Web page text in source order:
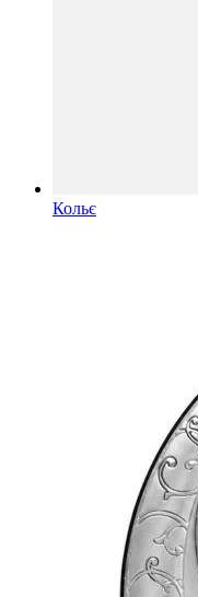
Кольє